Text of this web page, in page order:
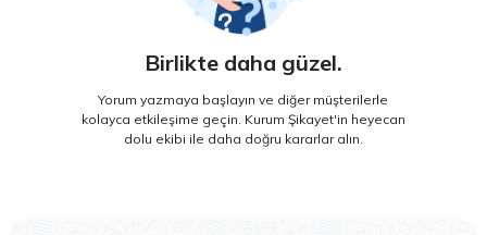
Birlikte daha güzel.
Yorum yazmaya başlayın ve diğer müşterilerle
kolayca etkileşime geçin. Kurum Şikayet'in heyecan
dolu ekibi ile daha doğru kararlar alın.